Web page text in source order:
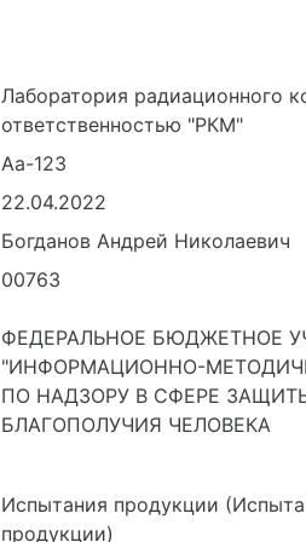
Лаборатория радиационного
ответственностью "РКМ"
Аа-123
22.04.2022
Богданов Андрей Николаевич
00763
ФЕДЕРАЛЬНОЕ БЮДЖЕТНОЕ
"ИНФОРМАЦИОННО-
ПО НАДЗОРУ В СФЕРЕ
БЛАГОПОЛУЧИЯ ЧЕЛОВЕКА
Испытания продукции
продукции)